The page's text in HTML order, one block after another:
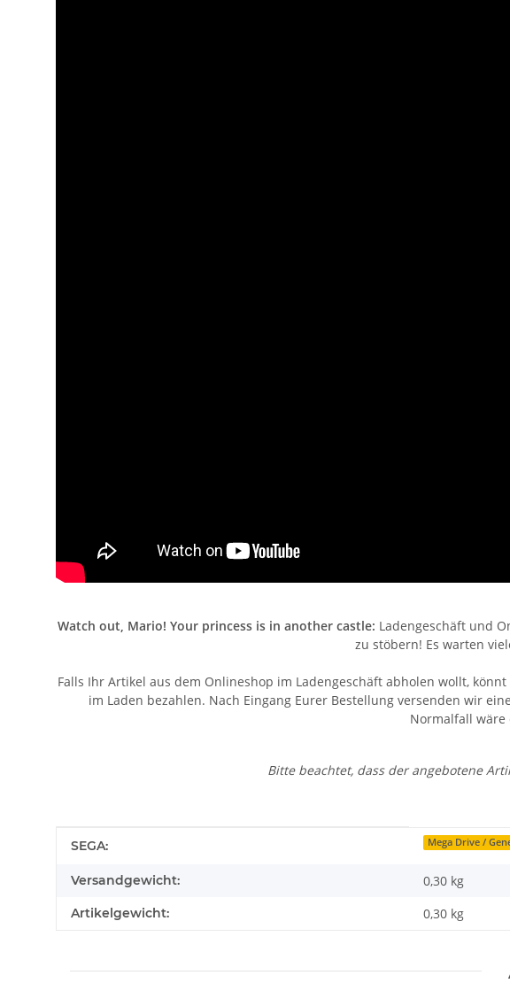
Watch out, Mario! Your princess is in another castle: Ladengeschäft und
zu stöbern! Es warten
Falls Ihr Artikel aus dem Onlineshop im Ladengeschäft abholen wollt,
im Laden bezahlen. Nach Eingang Eurer Bestellung versenden wir
Normalfall wäre
Bitte beachtet, dass der angebotene
Produkteigenschaft
Wert
SEGA: Mega Drive /
Versandgewicht: 0,30 kg
Artikelgewicht: 0,30 kg